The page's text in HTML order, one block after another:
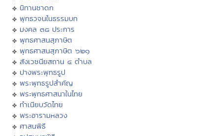
นิทานชาดก
พุทธวจนในธรรมบท
มงคล ๓๘ ประการ
พุทธศาสนสุภาษิต
พุทธศาสนสุภาษิต ๖๒๑
สังเวชนียสถาน ๔ ตำบล
ปางพระพุทธรูป
พระพุทธรูปสำคัญ
พระพุทธศาสนาในไทย
ทำเนียบวัดไทย
พระอารามหลวง
ศาสนพิธี